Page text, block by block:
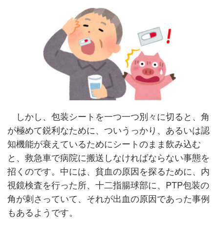
しかし、包装シートを一つ一つ別々に切ると、角
が極めて鋭利なために、ついうっかり、あるいは認
知機能が衰えているためにシートのまま飲み込む
と、救急車で病院に搬送しなければならない事態を
招くのです。中には、貧血の原因を探るために、内
視鏡検査を行った所、十二指腸球部に、PTP包装の
角が刺さっていて、それが出血の原因であった事例
もあるようです。